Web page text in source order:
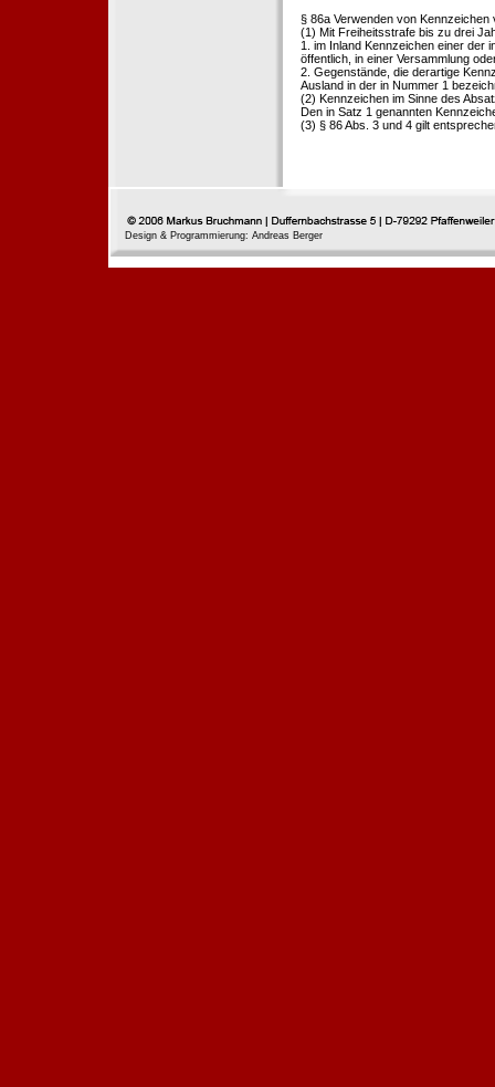
§ 86a Verwenden von
(1) Mit Freiheitsstrafe bis zu drei
1. im Inland Kennzeichen einer der
öffentlich, in einer Versammlung
2. Gegenstände, die derartige
Ausland in der in Nummer 1
(2) Kennzeichen im Sinne des
Den in Satz 1 genannten
(3) § 86 Abs. 3 und 4 gilt
Design & Programmierung: Andreas Berger